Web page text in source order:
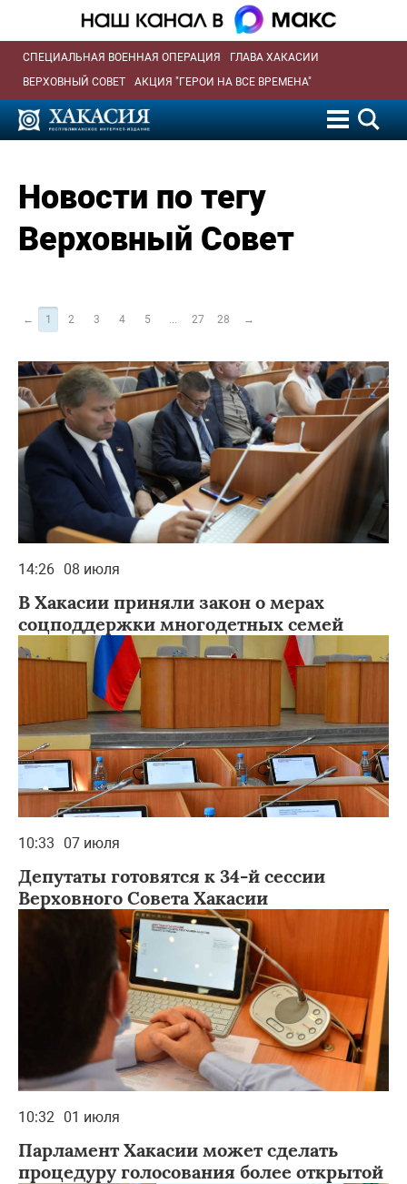
СПЕЦИАЛЬНАЯ ВОЕННАЯ ОПЕРАЦИЯ
ГЛАВА ХАКАСИИ
ВЕРХОВНЫЙ СОВЕТ
АКЦИЯ "ГЕРОИ НА ВСЕ ВРЕМЕНА"
Новости по тегу
Верховный Совет
← 1 2 3 4 5 27 28 →
14:26 08 июля
В Хакасии приняли закон о мерах
соцподдержки многодетных семей
10:33 07 июля
Депутаты готовятся к 34-й сессии
Верховного Совета Хакасии
10:32 01 июля
Парламент Хакасии может сделать
процедуру голосования более открытой